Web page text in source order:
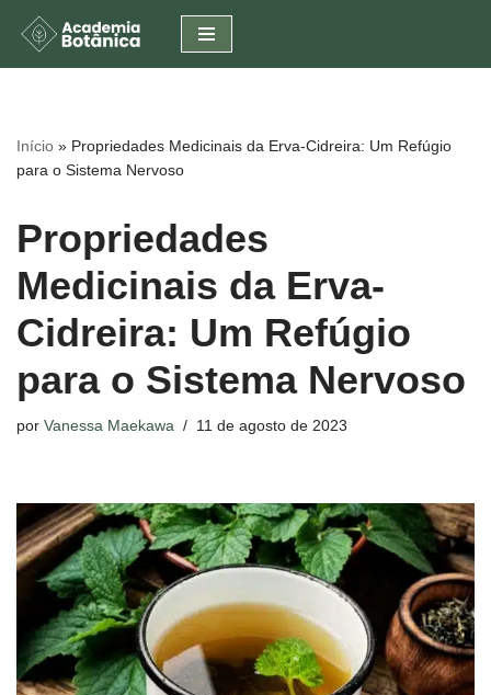
Pular
conteúdo
Início » Propriedades Medicinais da Erva-Cidreira: Um Refúgio
para o Sistema Nervoso
Propriedades
Medicinais da Erva-
Cidreira: Um Refúgio
para o Sistema Nervoso
por Vanessa Maekawa 11 de agosto de 2023